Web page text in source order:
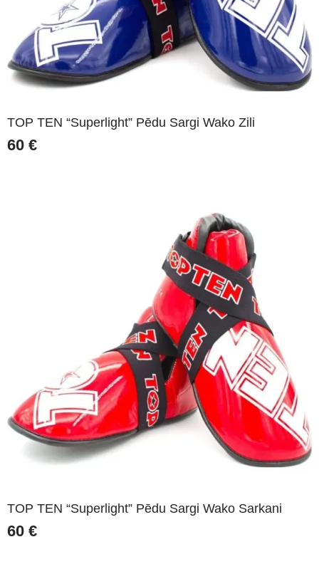
TOP TEN “Superlight” Pēdu Sargi Wako Zili
60 €
TOP TEN “Superlight” Pēdu Sargi Wako Sarkani
60 €